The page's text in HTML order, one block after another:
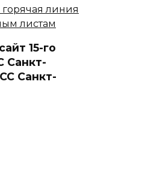
15-го
Санкт-
Санкт-